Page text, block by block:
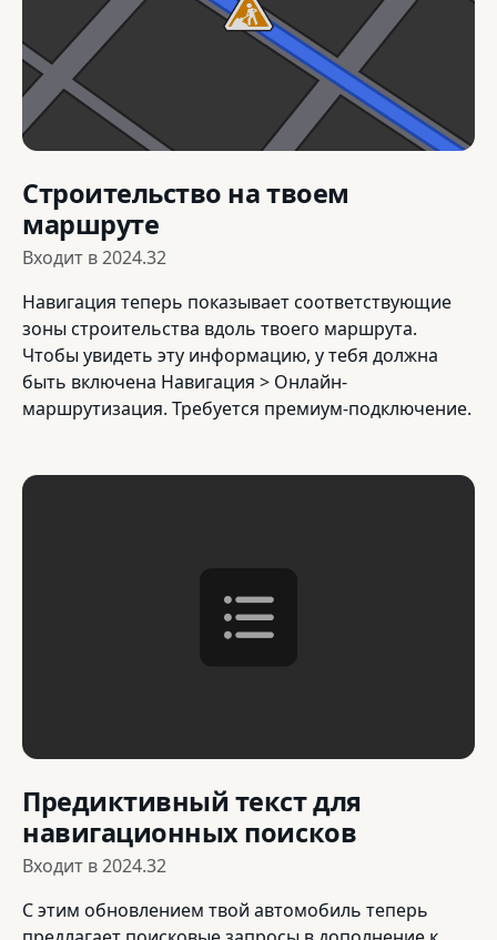
Строительство на твоем
маршруте
Входит в2024.32
Навигация теперь показывает соответствующие
зоны строительства вдоль твоего маршрута.
Чтобы увидеть эту информацию, у тебя должна
быть включена Навигация > Онлайн-
маршрутизация. Требуется премиум-подключение.
Предиктивный текст для
навигационных поисков
Входит в2024.32
С этим обновлением твой автомобиль теперь